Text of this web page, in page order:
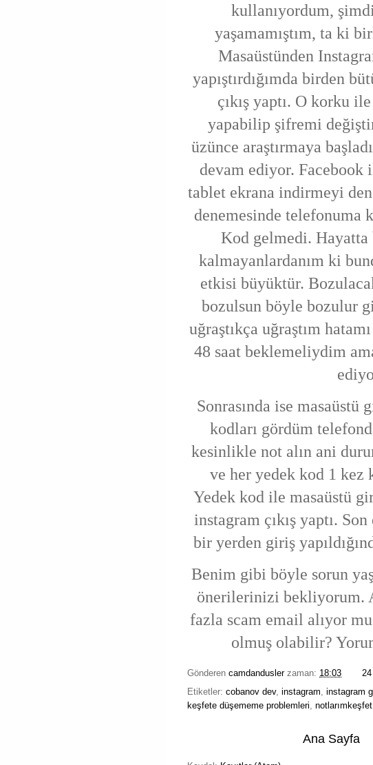
kullanıyordum,
yaşamamıştım, ta ki
Masaüstünden
yapıştırdığımda birden
çıkış yaptı. O korku
yapabilip şifremi
üzünce araştırmaya
devam ediyor. Facebook
tablet ekrana indirmeyi
denemesinde telefonuma
Kod gelmedi.
kalmayanlardanım ki
etkisi büyüktür.
bozulsun böyle bozulur
uğraştıkça uğraştım
48 saat beklemeliydim
Sonrasında ise
kodları gördüm
kesinlikle not alın ani
ve her yedek kod 1 kez
Yedek kod ile masaüstü
instagram çıkış yaptı.
bir yerden giriş
Benim gibi böyle sorun
önerilerinizi bekliyorum.
fazla scam email alıyor
olmuş olabilir?
Gönderen camdandusler zaman: 18:03
Etiketler: cobanov dev, instagram, instagram
keşfete düşememe problemleri,
Ana Sayfa